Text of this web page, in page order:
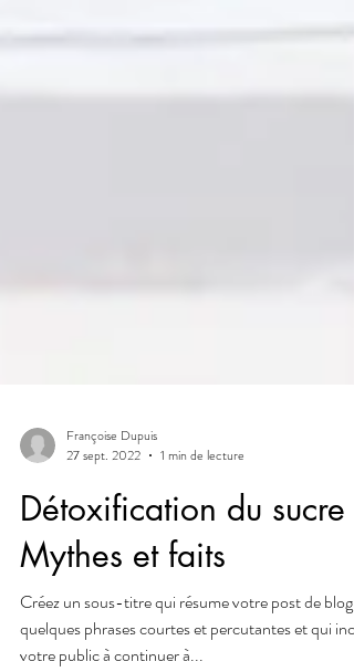
Françoise Dupuis
27 sept. 2022
1 min de lecture
Détoxification du sucre :
Mythes et faits
Créez un sous-titre qui résume votre post de blog